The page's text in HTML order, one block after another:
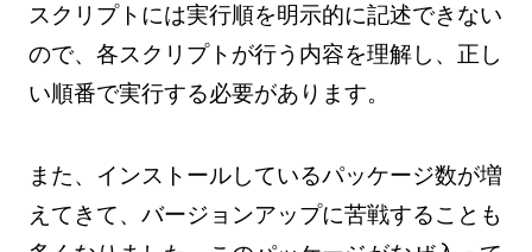
スクリプトには実行順を明示的に記述できない
ので、各スクリプトが行う内容を理解し、正し
い順番で実行する必要があります。
また、インストールしているパッケージ数が増
えてきて、バージョンアップに苦戦することも